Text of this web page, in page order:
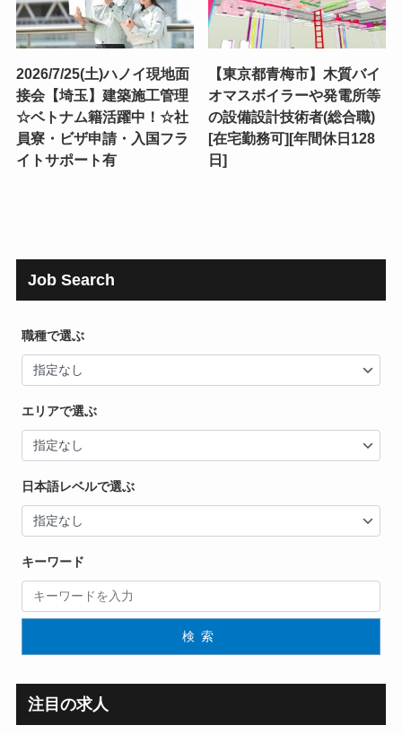
2026/7/25(土)ハノイ現地面
接会【埼玉】建築施工管理
☆ベトナム籍活躍中！☆社
員寮・ビザ申請・入国フラ
イトサポート有
【東京都青梅市】木質バイ
オマスボイラーや発電所等
の設備設計技術者(総合職)
[在宅勤務可][年間休日128
日]
Job Search
職種で選ぶ
エリアで選ぶ
日本語レベルで選ぶ
キーワード
検索
注目の求人